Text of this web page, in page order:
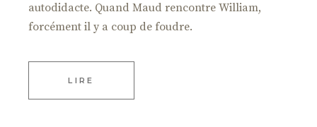
autodidacte. Quand Maud rencontre William,
forcément il y a coup de foudre.
LIRE